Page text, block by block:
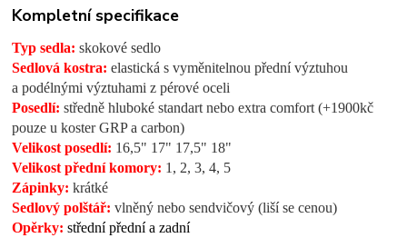
Kompletní specifikace
Typ sedla:skokové sedlo
Sedlová kostra: elastická s vyměnitelnou přední výztuhou
a podélnými výztuhami z pérové oceli
Posedlí: středně hluboké standart nebo extra comfort (+1900kč
pouze u koster GRP a carbon)
Velikost posedlí: 16,5" 17" 17,5" 18"
Velikost přední komory: 1, 2, 3, 4, 5
Zápinky: krátké
Sedlový polštář:vlněný nebo sendvičový (liší se cenou)
Opěrky:střední přední a zadní